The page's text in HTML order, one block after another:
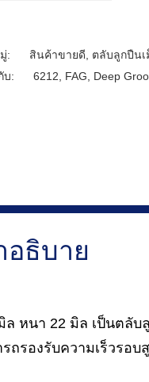
: สินค้าขายดี
ตลับลูกปืนเ
บ:
6212 FAG Deep
อธิบาย
ล หนา 22 มิล เป็นตลั
ถรองรับความเร็วรอ